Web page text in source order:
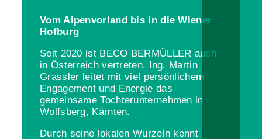
Vom Alpenvorland bis in die Wiener
Hofburg
Seit 2020 ist BECO BERMÜLLER auch
in Österreich vertreten. Ing. Martin
Grassler leitet mit viel persönlichem
Engagement und Energie das
gemeinsame Tochterunternehmen in
Wolfsberg, Kärnten.
Durch seine lokalen Wurzeln kennt